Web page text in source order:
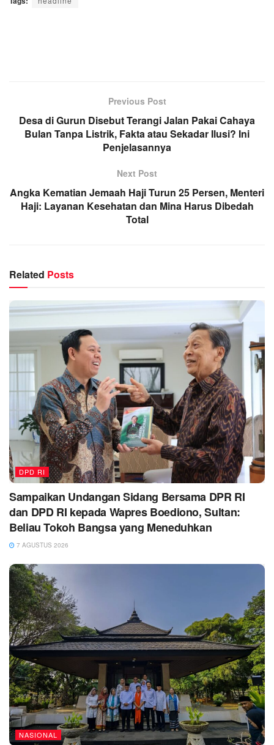
Previous Post
Desa di Gurun Disebut Terangi Jalan Pakai Cahaya
Bulan Tanpa Listrik, Fakta atau Sekadar Ilusi? Ini
Penjelasannya
Next Post
Angka Kematian Jemaah Haji Turun 25 Persen, Menteri
Haji: Layanan Kesehatan dan Mina Harus Dibedah
Total
Related Posts
DPD RI
Sampaikan Undangan Sidang Bersama DPR RI
dan DPD RI kepada Wapres Boediono, Sultan:
Beliau Tokoh Bangsa yang Meneduhkan
7 AGUSTUS 2026
NASIONAL